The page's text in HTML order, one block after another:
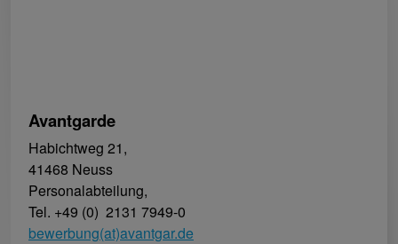
Avantgarde
Habichtweg 21,
41468 Neuss
Personalabteilung,
Tel. +49 (0) 2131 7949-0
bewerbung(at)avantgar.de